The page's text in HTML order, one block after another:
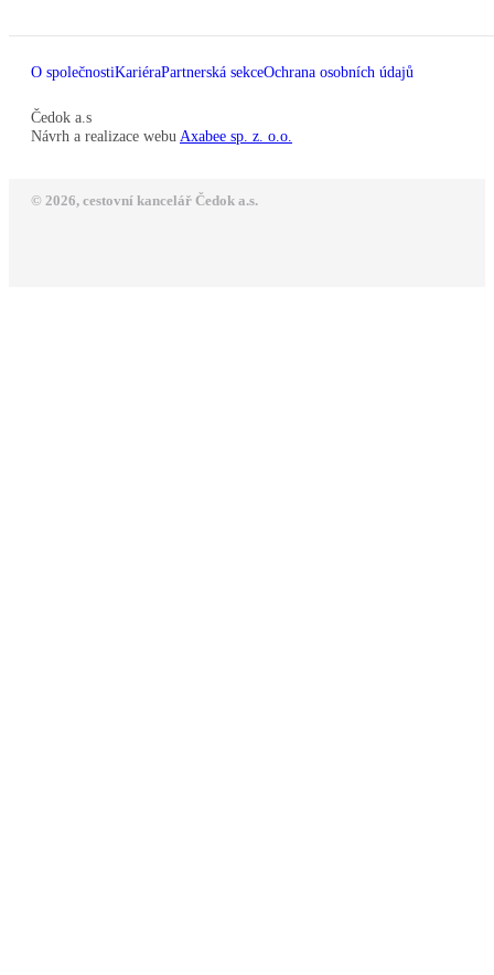
O společnostiKariéraPartnerská sekceOchrana osobních údajů
Čedok a.s
Návrh a realizace webu Axabee sp. z. o.o.
© 2026, cestovní kancelář Čedok a.s.